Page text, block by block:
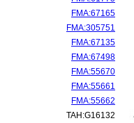
FMA:67165
FMA:305751
FMA:67135
FMA:67498
FMA:55670
FMA:55661
FMA:55662
TAH:G16132